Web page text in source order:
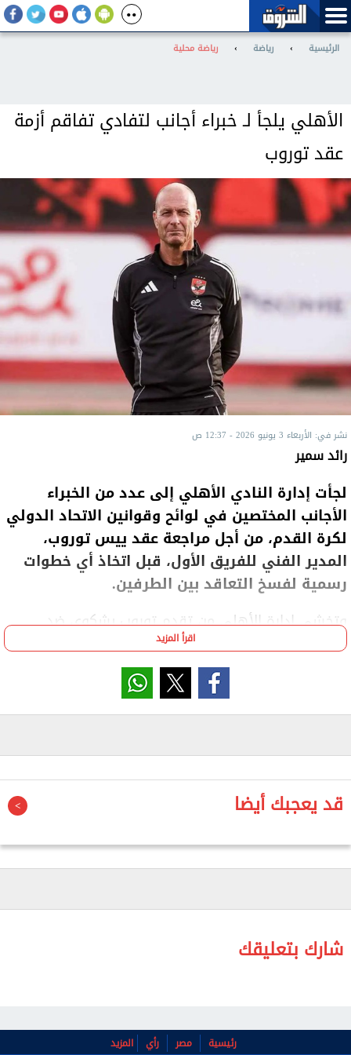
الرئيسية › رياضة › رياضة محلية
الأهلي يلجأ لـ خبراء أجانب لتفادي تفاقم أزمة
عقد توروب
نشر في: الأربعاء 3 يونيو 2026 - 12:37 ص
رائد سمير
لجأت إدارة النادي الأهلي إلى عدد من الخبراء
الأجانب المختصين في لوائح وقوانين الاتحاد الدولي
لكرة القدم، من أجل مراجعة عقد ييس توروب،
المدير الفني للفريق الأول، قبل اتخاذ أي خطوات
رسمية لفسخ التعاقد بين الطرفين.
وتخشى إدارة الأهلي من تقدم توروب بشكوى ضد
ملايين يورو، حال إثبات صحة موقفه لدى الاتحاد الدولي
لكرة القدم.
فسخ التعاقد مع ييس توروب، بمجرد تجاوز يوم 30 يونيو
المقبل.
ووفقًا لذلك، فإنه يعني دخول الطرفين في الموسم
الثاني من العقد، وهو ما يحق فيه للأحمر فسخ التعاقد
اقرأ المزيد
قد يعجبك أيضا
شارك بتعليقك
رئيسية مصر رأي المزيد